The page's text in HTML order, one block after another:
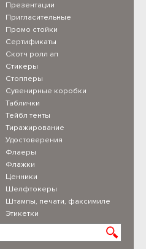
Презентации
Пригласительные
Промо стойки
Сертификаты
Скотч ролл ап
Стикеры
Стопперы
Сувенирные коробки
Таблички
Тейбл тенты
Тиражирование
Удостоверения
Флаеры
Флажки
Ценники
Шелфтокеры
Штампы, печати, факсимиле
Этикетки